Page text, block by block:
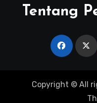
Tentang
Copyright © All